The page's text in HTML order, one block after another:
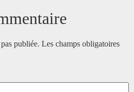
publiée. Les champs obligatoires